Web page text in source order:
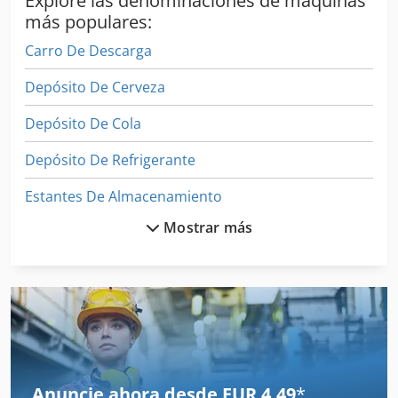
más populares:
Carro De Descarga
Depósito De Cerveza
Depósito De Cola
Depósito De Refrigerante
Estantes De Almacenamiento
Extracción De Virutas
Máquina De Recolección
Puesto De Trabajo
Silo De Almacenamiento
Mostrar más